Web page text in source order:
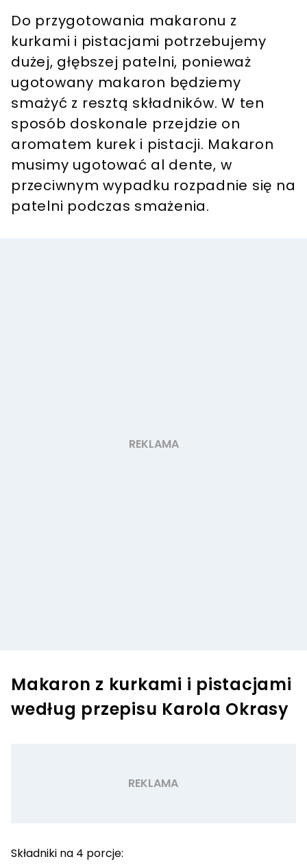
Do przygotowania makaronu z
kurkami i pistacjami potrzebujemy
dużej, głębszej patelni, ponieważ
ugotowany makaron będziemy
smażyć z resztą składników. W ten
sposób doskonale przejdzie on
aromatem kurek i pistacji. Makaron
musimy ugotować al dente, w
przeciwnym wypadku rozpadnie się na
patelni podczas smażenia.
Makaron z kurkami i pistacjami
według przepisu Karola Okrasy
Składniki na 4 porcje: